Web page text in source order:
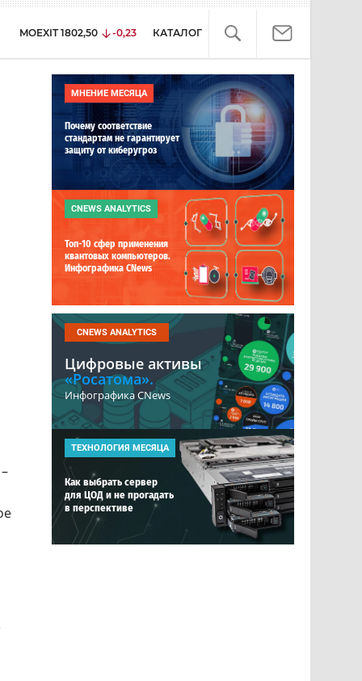
MOEXIT 1802,50 -0,23 КАТАЛОГ
МНЕНИЕ МЕСЯЦА
Почему соответствие
стандартам не гарантирует
защиту от киберугроз
CNEWS ANALYTICS
Топ-10 сфер применения
квантовых компьютеров.
Инфографика CNews
CNEWS ANALYTICS
Цифровые активы
«Росатома».
Инфографика CNews
ТЕХНОЛОГИЯ МЕСЯЦА
Как выбрать сервер
для ЦОД и не прогадать
в перспективе